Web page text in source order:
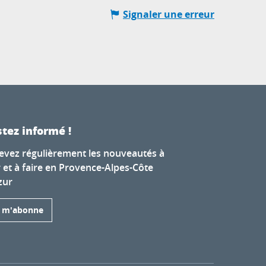
Signaler une erreur
informé !
régulièrement les nouveautés à
à faire en Provence-Alpes-Côte
m'abonne